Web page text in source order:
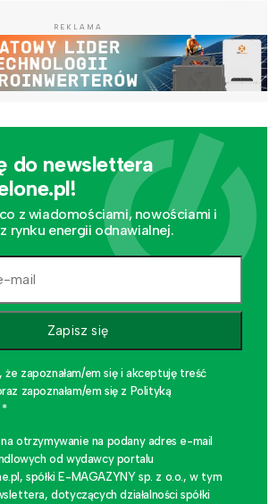
REKLAMA
do newslettera
z wiadomościami, nowościami i
rynku energii odnawialnej.
Zapisz się
że zapoznałam/em się i akceptuję treść
zapoznałam/em się z Polityką
*
otrzymywanie na podany adres e-mail
od wydawcy portalu
spółki E-MAGAZYNY sp. z o.o., w tym
dotyczących działalności spółki